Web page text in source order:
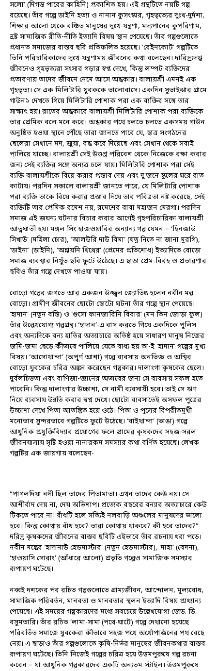
সলো’ (দিগন্ত পারের কাহিনি) প্রকাশিত হয়। এই গ্রন্থটিতে নয়টি গল্প
রয়েছে। তাঁর গল্পে ডাইনি হত্যা ও নানান কুসংস্কার, গৃহভৃত্যের দুঃখ-দুর্দশা,
শিক্ষার আলো থেকে বঞ্চিত মানুষের দুঃখ-যন্ত্রণা, মদ্যপানের কুপরিণাম,
ভ্রষ্ট সামাজিক রীতি-নীতি ইত্যাদি বিষয় স্থান পেয়েছে। তাঁর গল্পগুলোতে
প্রধানত সমাজের বাস্তব ছবি প্রতিফলিত হয়েছে। ‘রেইনকোট’ গল্পটিতে
তিনি পরিচারিকাদের দুঃখ-যন্ত্রণাময় জীবনের কথা বলেছেন। দারিদ্র‍্যদগ্ধ
জীবনেও গৃহভৃত্যরা সংসার গড়ার স্বপ্ন দেখে, কিন্তু লম্পট ব্যক্তিদের
প্রতারণায় তাদের জীবনে নেমে আসে অন্ধকার। বালায়শ্রী এমনই এক
গৃহভৃত্য। সে এক মিলিটারি যুবককে ভালোবাসে। একদিন সুভাইঝার গ্রামে
গাউন১ দেখতে গিয়ে মিলিটারি পোশাক পরা এক ব্যক্তির সঙ্গে তার
সাক্ষাৎ হয়। রাতের অন্ধকারে বালায়শ্রী মিলিটারি পোশাক পরা ব্যক্তিকে
তার প্রেমিক বলে মনে করে। অন্ধকার পথে চলতে চলতে একসময় গাউন
অনুষ্ঠিত হওয়া স্থানে পৌঁছে তারা জানতে পারে যে, ছাত্র সংগঠনের
ছেলেরা সেখানে মদ, জুয়া, বন্ধ করে দিয়েছে এবং সেখান থেকে সবাই
পালিয়ে যাচ্ছে। বালায়শ্রী সেই উত্তপ্ত পরিবেশ থেকে নিজেকে রক্ষা করার
জন্য সেই ব্যক্তির সঙ্গে অন্যত্র চলে যায়। মিলিটারি পোশাক পরা সেই
ব্যক্তি বালায়শ্রীকে বিয়ে করার প্রস্তাব দেয় এবং দু’জনে স্কুলের ঘরে রাত
কাটায়। পরদিন সকালে বালায়শ্রী জানতে পারে, যে মিলিটারি পোশাক
পরা ব্যক্তি তাকে বিয়ে করার প্রস্তাব দিয়ে তার পবিত্রতা নষ্ট করেছে, সেই
ব্যক্তিটি তার প্রেমিক রমেশ নয়, রমেশের বাবা মহাজন মেরগা। পরদিন
সমাজ এই জঘন্য ঘটনার বিচার করার আগেই গৃহপরিচারিকা বালায়শ্রী
আত্নঘাতী হয়। মঙ্গল সিং হাজওয়ারির অন্যান্য গল্প যেমন – ‘হিনজাউ
সিখাউ’ (মহিলা চোর), ‘আলউরি দাউ বিমা’ (যত্ন নিতে না জানা মুরগি),
‘ডাইনা’ (ডাইনি), ‘অন্নায়নি খিথের’ (প্রেমের প্রতিশোধ) ইত্যাদিতে বোড়ো
সমাজ ব্যবস্থার নিখুঁত ছবি ফুটে উঠেছে। এ ছাড়া প্রেম-বিরহ ও প্রতারণার
ছবিও তাঁর গল্পে দেখতে পাওয়া যায়।
বোড়ো গল্পের জগতে আর একজন উজ্জ্বল জ্যোতিষ্ক হলেন নবীন মল্ল
বোড়ো। গ্রামীণ জীবনের ছোটো ছোটো ঘটনা তাঁর গল্পে স্থান পেয়েছে।
‘হাদান’ (নতুন বস্তি) ও ‘গুসো ফানজারিনি বিবার’ (মন তিন জোড়া ফুল)
তাঁর উল্লেখযোগ্য গল্পগ্রন্থ। ‘হাদান’-এ বাস করতে গিয়ে একদিকে পুলিস
এবং অন্যদিকে বন্য হাতির অত্যাচারে অতিষ্ঠ হয়ে সাধারণ মানুষ নিজের
জমি-জমা ছেড়ে কীভাবে পালিয়ে যেতে বাধ্য হয় তা-ই ‘হাদান’ গল্পের মুখ্য
বিষয়। ‘আসোখান্দা’ (অপূর্ণ আশা) গল্পে ব্যবসায় অনভিজ্ঞ ও অস্থির
বোড়ো যুবকের চরিত্র অঙ্কন করেছেন গল্পকার। দালাংগা কৃষকের ছেলে।
দুর্বলচিত্ততা এবং বাণিজ্য-জ্ঞানের অভাবের জন্য সে ব্যবসায় সফল হতে
পারেনি। কিন্তু দালাংগার উচ্চাশা, সে নামী ব্যবসায়ী হবে। তাই সে ঋণ
নিয়ে ব্যবসায় উন্নতি করার স্বপ্ন দেখে। ছোটো ব্যবসাতেই অসফল পুত্রের
উচ্চাশা দেখে পিতা আতঙ্কিত হয়ে ওঠে। পিতা ও পুত্রের বিপরীতমুখী
মনোভাব সুন্দরভাবে গল্পটিতে ফুটে উঠেছে। ‘বাইখান্দা’ (ভাঙা) গল্পে
আধুনিক প্রযুক্তিবিদ্যার প্রয়োগের ফলে গ্রামের কৃষকদের সহজ-সরল
জীবনযাত্রায় সৃষ্টি হওয়া নানারকম সমস্যার কথা বর্ণিত হয়েছে। লেখক
গল্পটির এক জায়গায় বলেছেন-
“পাগলদিয়া নদী ছিল তাদের পিতামাতা। এখন তাদের কেউ নয়। সে
আশীর্বাদ দেয় না, দেয় অভিশাপ। প্রত্যেক বছরের বন্যার অত্যাচারে কেউ
টিকতে পারে না। বাঁধটি হলে সত্যিই নলবাড়ি অঞ্চলের মানুষদের ভালো
হবে। কিন্তু কোথায় বাঁধ হবে? তারা কোথায় থাকবে? কী হবে তাদের?”
দরিদ্র কৃষকদের জীবনের বাস্তব ছবিটি এইভাবে তাঁর রচনায় ধরা পড়ে।
নবীন মল্লের ‘হাদানাউ হেডমাস্টার’ (নতুন হেডমাস্টার), ‘দাহা’ (বেদনা),
‘হাওয়াসি সোরাং’ (আঁধারে আলো) প্রভৃতি গল্পেও সামাজিক সমস্যার
রূপায়ণ ঘটেছে।
নব্বই দশকের পর রচিত গল্পগুলোতে গ্রাম্যজীবন, আন্দোলন, মূল্যবোধ,
সামাজিক পরিবর্তন, মানবতা ও মানবতার স্থলন ইত্যাদি বিষয় প্রাধ্যান্য
পেয়েছে। এই সময়ের গল্পকারদের মধ্যে সবচেয়ে উল্লেখযোগ্য জেড. ডি.
বসুমতারি। তাঁর রচিত ‘লামা-সামা'(পথে-ঘাটে) গল্পে দেখানো হয়েছে
পরিবর্তিত সমাজে যুবকেরা কীভাবে সহজ পথে অর্থোপার্জনের পথ বেছে
নেয়। এ ছাড়াও তাঁর গল্পগুলোতে কৃষি-নির্ভর মানুষের জীবনকথার বাস্তব
রূপায়ণ ঘটেছে। তিনি নিজেই গল্পের চরিত্র হয়ে উত্তমপুরুষে গল্প রচনা
করেন – যা আধুনিক গল্পকারদের একটি অন্যতম স্টাইল। উত্তমপুরুষে